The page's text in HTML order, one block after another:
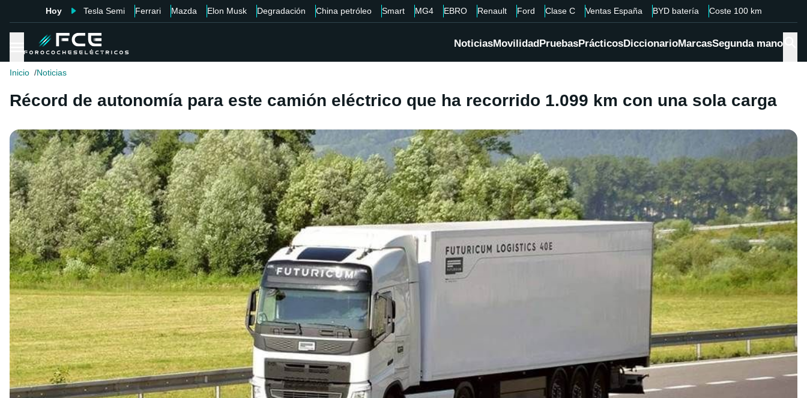
Hoy Tesla Semi Ferrari Mazda Elon Musk Degradación China petróleo Smart MG4 EBRO Renault Ford Clase C Ventas España BYD batería Coste 100 km
NoticiasMovilidadPruebasPrácticosDiccionarioMarcasSegunda mano
Inicio Noticias
Récord de autonomía para este camión eléctrico que ha recorrido 1.099 km con una sola carga